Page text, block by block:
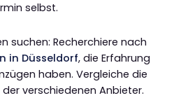
selbst.
suchen: Recherchiere nach
in Düsseldorf, die Erfahrung
haben. Vergleiche die
verschiedenen Anbieter.